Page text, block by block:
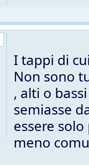
I tappi di
Non sono
, alti o
semiasse
essere
meno